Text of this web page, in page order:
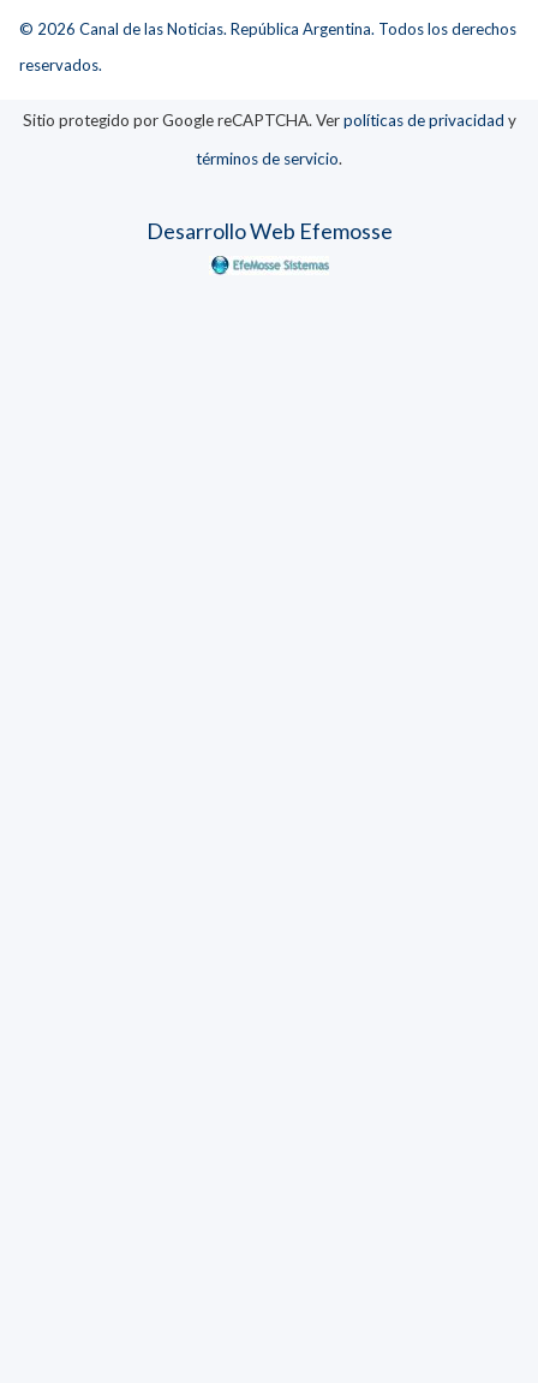
© 2026 Canal de las Noticias. República Argentina. Todos los derechos
reservados.
Sitio protegido por Google reCAPTCHA. Verpolíticas de privacidad y
términos de servicio.
Desarrollo Web Efemosse